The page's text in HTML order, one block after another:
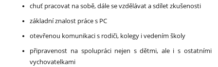
chuť pracovat na sobě, dále se vzdělávat a sdílet zkušenosti
základní znalost práce s PC
otevřenou komunikaci s rodiči, kolegy i vedením školy
připravenost na spolupráci nejen s dětmi, ale i s ostatními
vychovatelkami